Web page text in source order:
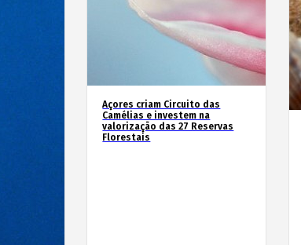
Açores criam Circuito das
Camélias e investem na
valorização das 27 Reservas
Florestais